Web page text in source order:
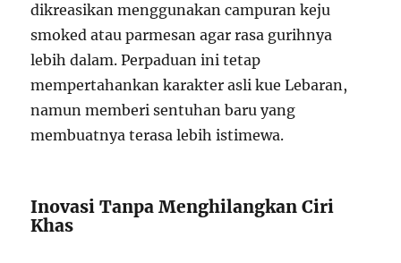
dikreasikan menggunakan campuran keju
smoked atau parmesan agar rasa gurihnya
lebih dalam. Perpaduan ini tetap
mempertahankan karakter asli kue Lebaran,
namun memberi sentuhan baru yang
membuatnya terasa lebih istimewa.
Inovasi Tanpa Menghilangkan Ciri
Khas